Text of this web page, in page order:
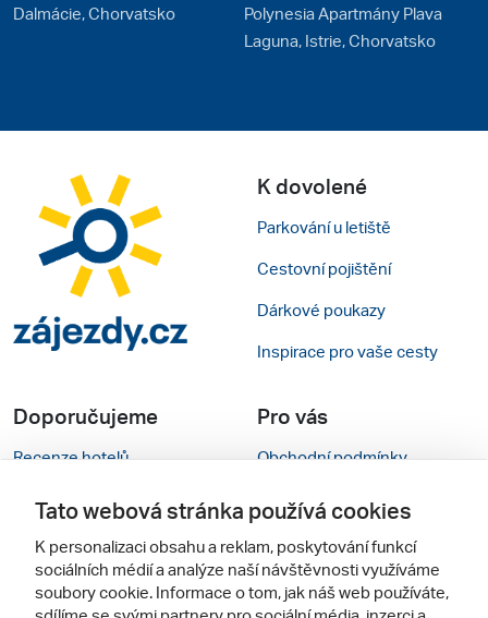
Dalmácie, Chorvatsko
Polynesia Apartmány Plava
Laguna, Istrie, Chorvatsko
K dovolené
Parkování u letiště
Cestovní pojištění
Dárkové poukazy
Inspirace pro vaše cesty
Doporučujeme
Recenze hotelů
Rady na cestu
Cestovní kanceláře
Zájazdy.sk
Pro vás
Obchodní podmínky
Kontakty
Nastavení cookies
Mobilní verze webu
Tato webová stránka používá cookies
K personalizaci obsahu a reklam, poskytování funkcí
sociálních médií a analýze naší návštěvnosti využíváme
soubory cookie. Informace o tom, jak náš web používáte,